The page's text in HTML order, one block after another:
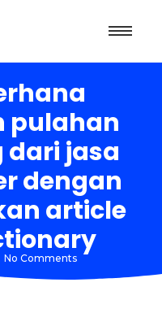
pulahan
dari jasa
dengan
article
No Comments